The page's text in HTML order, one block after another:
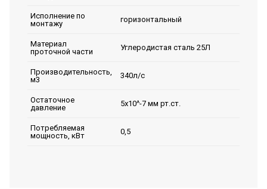
Исполнение по
монтажу
горизонтальный
Материал
проточной части
Углеродистая сталь 25Л
Производительность,
м3
340л/с
Остаточное
давление
5х10^-7 мм рт.ст.
Потребляемая
мощность, кВт
0,5